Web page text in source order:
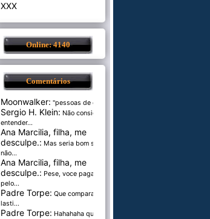
XXX
Online: 4140
Comentários
Moonwalker: "pessoas de cer...
Sergio H. Klein: Não consigo
entender...
Ana Marcilia, filha, me
desculpe.: Mas seria bom se
não...
Ana Marcilia, filha, me
desculpe.: Pese, voce paga
pelo...
Padre Torpe: Que comparação
lasti...
Padre Torpe: Hahahaha que